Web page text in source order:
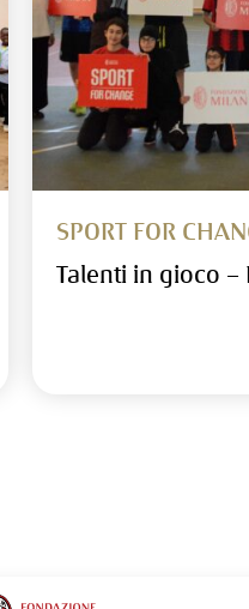
SPORT FOR
Talenti in gioco –